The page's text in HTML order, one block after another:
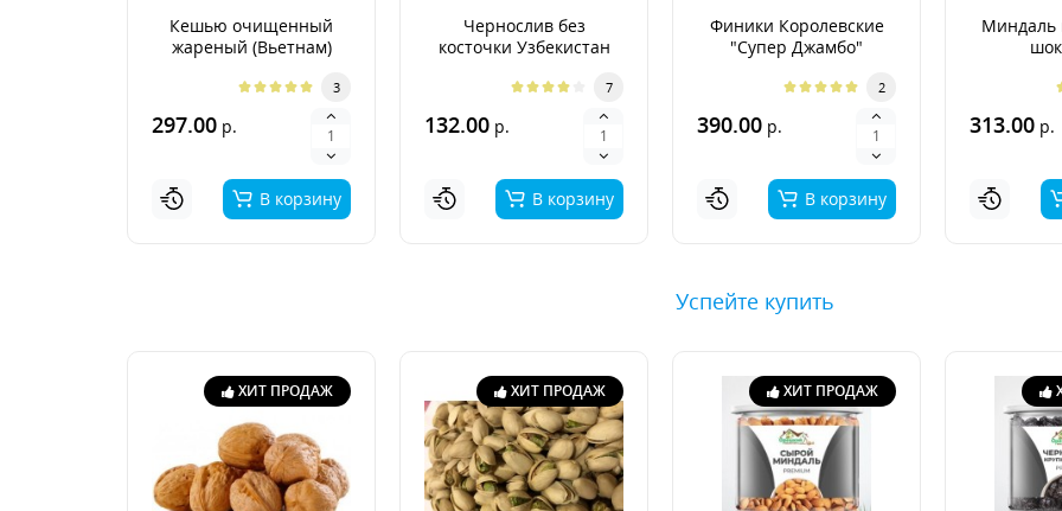
Кешью очищенный
жареный (Вьетнам)
3
297.00 р.
В корзину
Чернослив без
косточки Узбекистан
7
132.00 р.
В корзину
Финики Королевские
"Супер Джамбо"
2
390.00 р.
В корзину
Миндаль
313.00 р.
Успейте купить
ХИТ ПРОДАЖ ХИТ ПРОДАЖ ХИТ ПРОДАЖ